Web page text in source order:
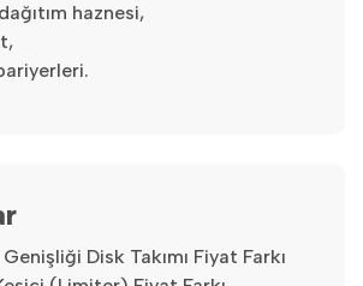
haznesi,
Disk Takımı Fiyat Farkı